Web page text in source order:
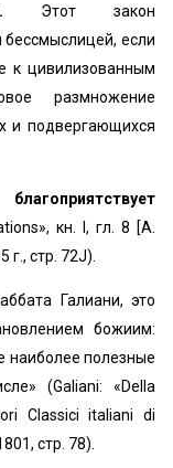
Этот закон
бессмыслицей, если
к цивилизованным
размножение
и подвергающихся
кн. I, гл. 8 [А.
г., стр. 72J).
Галиани, это
божиим:
наиболее полезные
(Galiani: «Della
Classici italiani di
стр. 78).